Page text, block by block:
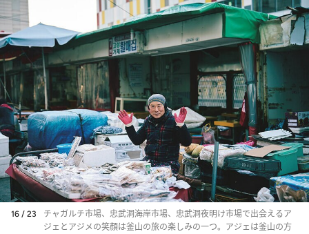
16 / 23
チャガルチ市場、忠武洞海岸市場、忠武洞夜明け市場で出会えるア
ジェとアジメの笑顔は釜山の旅の楽しみの一つ。アジェは釜山の方